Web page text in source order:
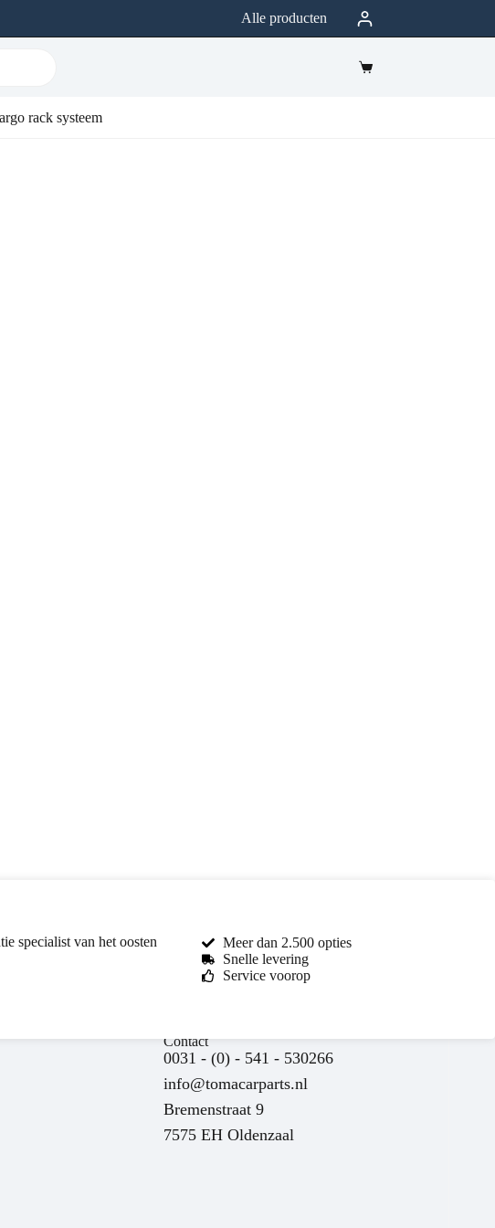
Alle producten
rack systeem
specialist van het oosten
Meer dan 2.500 opties
Snelle levering
Service voorop
Contact
0031 - (0) - 541 - 530266
info@tomacarparts.nl
Bremenstraat 9
7575 EH Oldenzaal